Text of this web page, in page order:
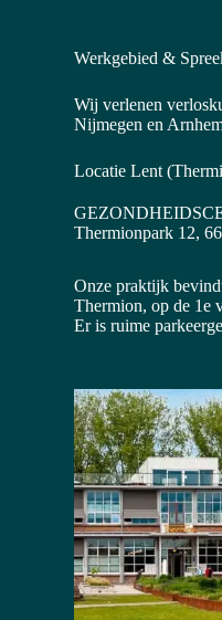
Werkgebied &
Wij verlenen
Nijmegen en
Locatie Lent
Thermionpark 12,
Onze praktijk
Thermion, op de 1e
Er is ruime